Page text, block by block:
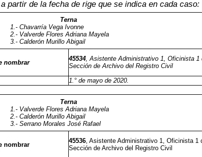
partir de la fecha de rige que se indica en cada caso:
Terna
1.- Chavarría Vega Ivonne
2.- Valverde Flores Adriana Mayela
3.- Calderón Murillo Abigail
nombrar
45534, Asistente Administrativo 1, Oficinista 1
Sección de Archivo del Registro Civil
1.° de mayo de 2020.
Terna
1.- Valverde Flores Adriana Mayela
2.- Calderón Murillo Abigail
3.- Serrano Morales José Rafael
nombrar
45536, Asistente Administrativo 1, Oficinista 1
Sección de Archivo del Registro Civil